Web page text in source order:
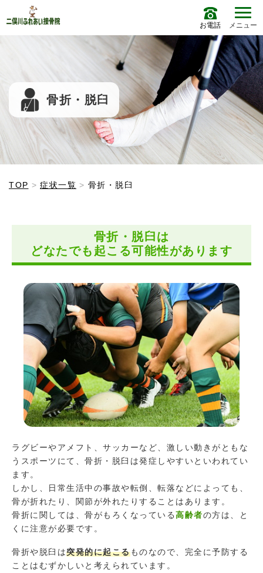
お電話 メニュー
骨折・脱臼
TOP 症状一覧 骨折・脱臼
骨折・脱臼は
どなたでも起こる可能性があります
ラグビーやアメフト、サッカーなど、激しい動きがともな
うスポーツにて、骨折・脱臼は発症しやすいといわれてい
ます。
しかし、日常生活中の事故や転倒、転落などによっても、
骨が折れたり、関節が外れたりすることはあります。
骨折に関しては、骨がもろくなっている高齢者の方は、と
くに注意が必要です。
骨折や脱臼は突発的に起こるものなので、完全に予防する
ことはむずかしいと考えられています。